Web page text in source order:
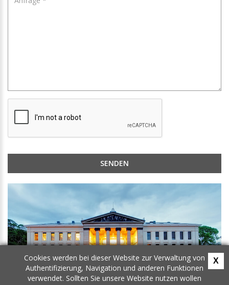
Cookies werden bei dieser Website zur Verwaltung von
Authentifizierung, Navigation und anderen Funktionen
verwendet. Sollten Sie unsere Website nutzen wollen
X